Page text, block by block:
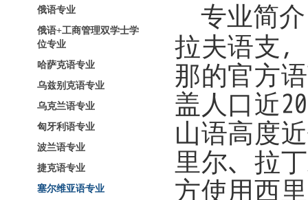
俄语专业
俄语+工商管理双学士学
位专业
哈萨克语专业
乌兹别克语专业
乌克兰语专业
匈牙利语专业
波兰语专业
捷克语专业
塞尔维亚语专业
专业简
拉夫语支
那的官方
盖人口近
山语高度
里尔、拉
方使用西